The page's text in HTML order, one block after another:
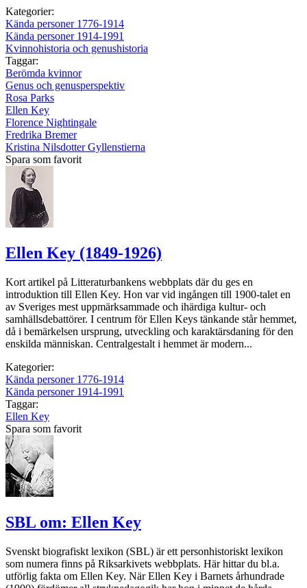
Kategorier:
Kända personer 1776-1914
Kända personer 1914-1991
Kvinnohistoria och genushistoria
Taggar:
Berömda kvinnor
Genus och genusperspektiv
Rosa Parks
Ellen Key
Florence Nightingale
Fredrika Bremer
Kristina Nilsdotter Gyllenstierna
Spara som favorit
Ellen Key (1849-1926)
Kort artikel på Litteraturbankens webbplats där du ges en
introduktion till Ellen Key. Hon var vid ingången till 1900-talet en
av Sveriges mest uppmärksammade och ihärdiga kultur- och
samhällsdebattörer. I centrum för Ellen Keys tänkande står hemmet,
då i bemärkelsen ursprung, utveckling och karaktärsdaning för den
enskilda människan. Centralgestalt i hemmet är modern...
Kategorier:
Kända personer 1776-1914
Kända personer 1914-1991
Taggar:
Ellen Key
Spara som favorit
SBL om: Ellen Key
Svenskt biografiskt lexikon (SBL) är ett personhistoriskt lexikon
som numera finns på Riksarkivets webbplats. Här hittar du bl.a.
utförlig fakta om Ellen Key. När Ellen Key i Barnets århundrade